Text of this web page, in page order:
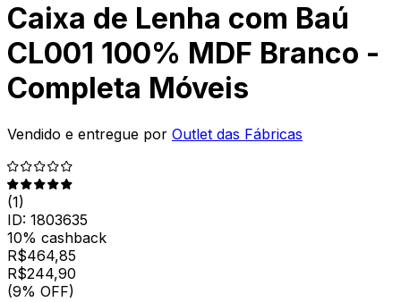
Caixa de Lenha com Baú
CL001 100% MDF Branco -
Completa Móveis
Vendido e entregue por Outlet das Fábricas
(1)
ID: 1803635
10% cashback
R$464,85
R$244,90
(9% OFF)